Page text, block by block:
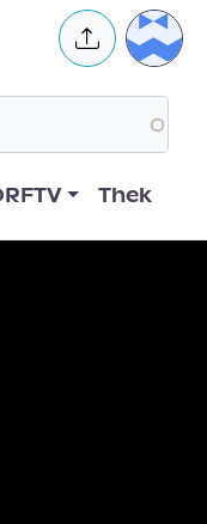
User
Thek